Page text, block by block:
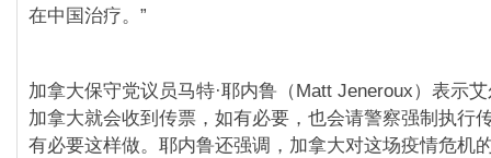
在中国治疗。”
加拿大保守党议员马特·耶内鲁（Matt Jeneroux）表示
加拿大就会收到传票，如有必要，也会请警察强制执行
有必要这样做。耶内鲁还强调，加拿大对这场疫情危机